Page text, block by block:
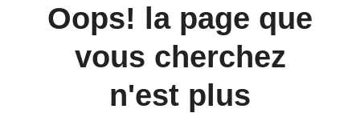
Oops! la page que
vous cherchez
n'est plus